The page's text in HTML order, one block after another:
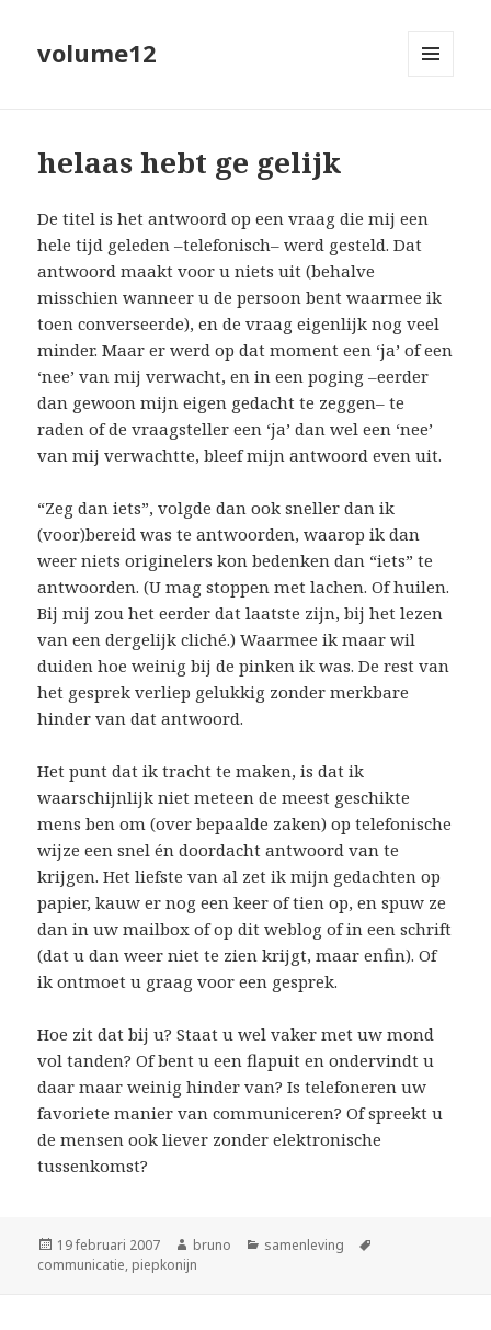
volume12
helaas hebt ge gelijk
De titel is het antwoord op een vraag die mij een
hele tijd geleden –telefonisch– werd gesteld. Dat
antwoord maakt voor u niets uit (behalve
misschien wanneer u de persoon bent waarmee ik
toen converseerde), en de vraag eigenlijk nog veel
minder. Maar er werd op dat moment een ‘ja’ of een
‘nee’ van mij verwacht, en in een poging –eerder
dan gewoon mijn eigen gedacht te zeggen– te
raden of de vraagsteller een ‘ja’ dan wel een ‘nee’
van mij verwachtte, bleef mijn antwoord even uit.
“Zeg dan iets”, volgde dan ook sneller dan ik
(voor)bereid was te antwoorden, waarop ik dan
weer niets originelers kon bedenken dan “iets” te
antwoorden. (U mag stoppen met lachen. Of huilen.
Bij mij zou het eerder dat laatste zijn, bij het lezen
van een dergelijk cliché.) Waarmee ik maar wil
duiden hoe weinig bij de pinken ik was. De rest van
het gesprek verliep gelukkig zonder merkbare
hinder van dat antwoord.
Het punt dat ik tracht te maken, is dat ik
waarschijnlijk niet meteen de meest geschikte
mens ben om (over bepaalde zaken) op telefonische
wijze een snel én doordacht antwoord van te
krijgen. Het liefste van al zet ik mijn gedachten op
papier, kauw er nog een keer of tien op, en spuw ze
dan in uw mailbox of op dit weblog of in een schrift
(dat u dan weer niet te zien krijgt, maar enfin). Of
ik ontmoet u graag voor een gesprek.
Hoe zit dat bij u? Staat u wel vaker met uw mond
vol tanden? Of bent u een flapuit en ondervindt u
daar maar weinig hinder van? Is telefoneren uw
favoriete manier van communiceren? Of spreekt u
de mensen ook liever zonder elektronische
tussenkomst?
Geplaatst
op
19 februari 2007 Auteur
bruno Categorieën
samenleving
communicatie, piepkonijn